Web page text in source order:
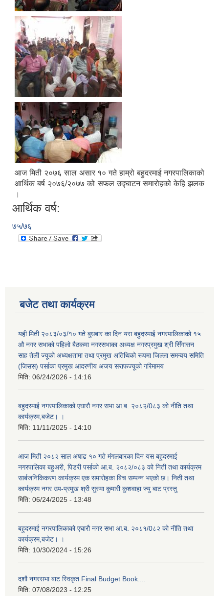
आज मिती २०७६ साल असार १० गते हाम्रो बहुदरमाई नगरपालिकाको
आर्थिक बर्ष २०७६/२०७७ को सफल उद्घाटन समारोहको केहि झलक
।
आर्थिक वर्ष:
७५/७६
बजेट तथा कार्यक्रम
यही मिती २०८३/०३/१० गते बुधबार का दिन यस बहुदरमाई नगरपालिकाको १५
औ नगर सभाको पहिलो बैठकमा नगरसभाका अध्यक्ष नगरप्रमुख श्री सिँगासन
साह तेली ज्यूको अध्यक्षतामा तथा प्रमुख अतिथिको रूपमा जिल्ला समन्वय समिति
(जिसस) पर्साका प्रमुख आदरणीय अजय सराफज्यूको गरिमामय
मिति: 06/24/2026 - 14:16
बहुदरमाई नगरपालिकाको एघारौ नगर सभा आ.ब. २०८२/0८३ को नीति तथा
कार्यक्रम,बजेट। ।
मिति: 11/11/2025 - 14:10
आज मिती २०८२ साल अषाढ १० गते मंगलबारका दिन यस बहुदरमाई
नगरपालिका बहुअरी, पिडरी पर्साको आ.ब. २०८२/०८३ को निती तथा कार्यक्रम
सार्बजनिकिकरण कार्यक्रम एक समारोहका बिच सम्पन्न भएको छ। निती तथा
कार्यक्रम नगर उप-प्रमुख श्री सुस्मा कुमारी कुशवाहा ज्यु बाट प्रस्तु
मिति: 06/24/2025 - 13:48
बहुदरमाई नगरपालिकाको एघारौ नगर सभा आ.ब. २०८१/0८२ को नीति तथा
कार्यक्रम,बजेट। ।
मिति: 10/30/2024 - 15:26
दशौ नगरसभा बाट स्विकृत Final Budget Book....
मिति: 07/08/2023 - 12:25